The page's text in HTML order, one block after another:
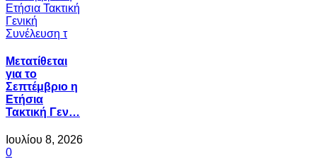
Μετατίθεται
για το
Σεπτέμβριο η
Ετήσια
Τακτική Γεν…
Ιουλίου 8, 2026
0